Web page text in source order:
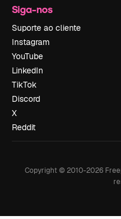
Siga-nos
Suporte ao cliente
Instagram
YouTube
LinkedIn
TikTok
Discord
X
Reddit
Copyright © 2010-2026